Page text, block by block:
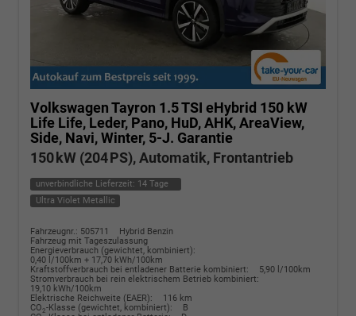
Volkswagen Tayron 1.5 TSI eHybrid 150 kW
Life Life, Leder, Pano, HuD, AHK, AreaView,
Side, Navi, Winter, 5-J. Garantie
150 kW (204 PS), Automatik, Frontantrieb
unverbindliche Lieferzeit: 14 Tage
Ultra Violet Metallic
Fahrzeugnr.: 505711
Hybrid Benzin
Fahrzeug mit Tageszulassung
Energieverbrauch (gewichtet, kombiniert):
0,40 l/100km + 17,70 kWh/100km
Kraftstoffverbrauch bei entladener Batterie kombiniert:
5,90 l/100km
Stromverbrauch bei rein elektrischem Betrieb kombiniert:
19,10 kWh/100km
Elektrische Reichweite (EAER):
116 km
CO2-Klasse (gewichtet, kombiniert):
B